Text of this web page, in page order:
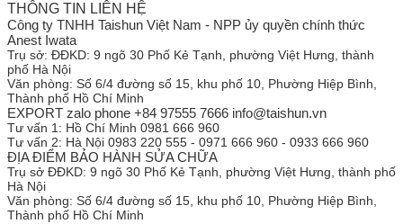
THÔNG TIN LIÊN HỆ
Công ty TNHH Taishun Việt Nam - NPP ủy quyền chính thức
Anest Iwata
Trụ sở: ĐĐKD: 9 ngõ 30 Phố Kẻ Tạnh, phường Việt Hưng, thành
phố Hà Nội
Văn phòng: Số 6/4 đường số 15, khu phố 10, Phường Hiệp Bình,
Thành phố Hồ Chí Minh
EXPORT zalo phone +84 97555 7666 info@taishun.vn
Tư vấn 1: Hồ Chí Minh 0981 666 960
Tư vấn 2: Hà Nội 0983 220 555 - 0971 666 960 - 0933 666 960
ĐỊA ĐIỂM BẢO HÀNH SỬA CHỮA
Trụ sở ĐĐKD: 9 ngõ 30 Phố Kẻ Tạnh, phường Việt Hưng, thành phố
Hà Nội
Văn phòng: Số 6/4 đường số 15, khu phố 10, Phường Hiệp Bình,
Thành phố Hồ Chí Minh